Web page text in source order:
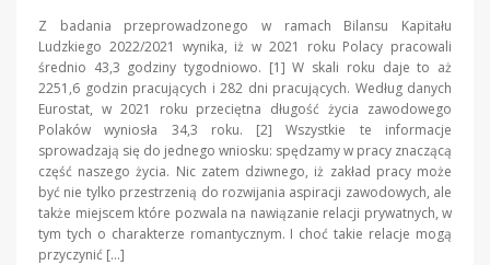
Z badania przeprowadzonego w ramach Bilansu Kapitału
Ludzkiego 2022/2021 wynika, iż w 2021 roku Polacy pracowali
średnio 43,3 godziny tygodniowo. [1] W skali roku daje to aż
2251,6 godzin pracujących i 282 dni pracujących. Według danych
Eurostat, w 2021 roku przeciętna długość życia zawodowego
Polaków wyniosła 34,3 roku. [2] Wszystkie te informacje
sprowadzają się do jednego wniosku: spędzamy w pracy znaczącą
część naszego życia. Nic zatem dziwnego, iż zakład pracy może
być nie tylko przestrzenią do rozwijania aspiracji zawodowych, ale
także miejscem które pozwala na nawiązanie relacji prywatnych, w
tym tych o charakterze romantycznym. I choć takie relacje mogą
przyczynić […]